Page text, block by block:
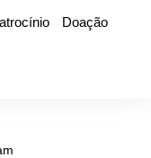
Doação